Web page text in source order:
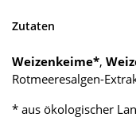
Zutaten
Weizenkeime*,
Rotmeeresalgen-
* aus ökologischer